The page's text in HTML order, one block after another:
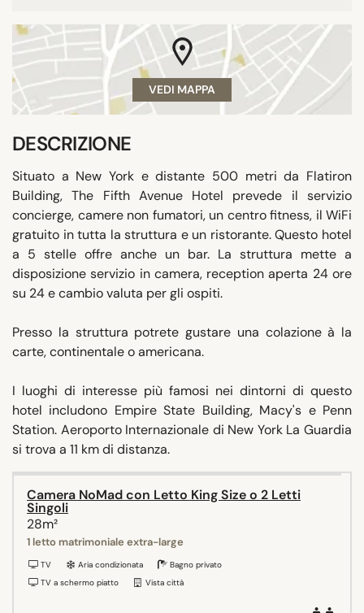
VEDI MAPPA
DESCRIZIONE
Situato a New York e distante 500 metri da Flatiron
Building, The Fifth Avenue Hotel prevede il servizio
concierge, camere non fumatori, un centro fitness, il WiFi
gratuito in tutta la struttura e un ristorante. Questo hotel
a 5 stelle offre anche un bar. La struttura mette a
disposizione servizio in camera, reception aperta 24 ore
su 24 e cambio valuta per gli ospiti.
Presso la struttura potrete gustare una colazione à la
carte, continentale o americana.
I luoghi di interesse più famosi nei dintorni di questo
hotel includono Empire State Building, Macy's e Penn
Station. Aeroporto Internazionale di New York La Guardia
si trova a 11 km di distanza.
Camera NoMad con Letto King Size o 2 Letti
Singoli
28m²
1 letto matrimoniale extra-large
TV Aria condizionata
Bagno privato
TV a schermo piatto
Vista città